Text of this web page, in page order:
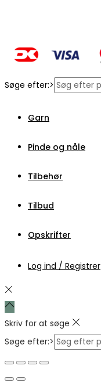
Søge efter:>
Garn
Pinde og nåle
Tilbehør
Tilbud
Opskrifter
Log ind / Registrer
Skriv for at søge
Søge efter:>